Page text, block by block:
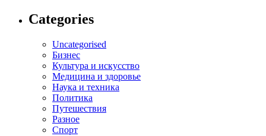
Categories
Uncategorised
Бизнес
Культура и искусство
Медицина и здоровье
Наука и техника
Политика
Путешествия
Разное
Спорт